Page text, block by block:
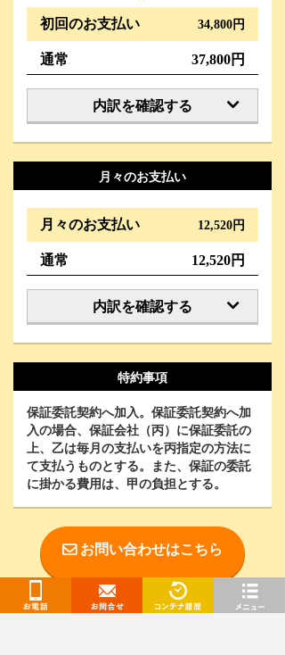
初回のお支払い 34,800円
通常 37,800円
内訳を確認する
月々のお支払い
月々のお支払い 12,520円
通常 12,520円
内訳を確認する
特約事項
保証委託契約へ加入。保証委託契約へ加
入の場合、保証会社（丙）に保証委託の
上、乙は毎月の支払いを丙指定の方法に
て支払うものとする。また、保証の委託
に掛かる費用は、甲の負担とする。
お問い合わせはこちら